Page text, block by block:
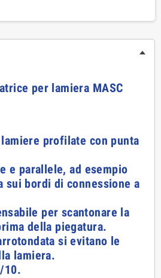
per lamiera MASC
profilate con punta
e parallele, ad esempio
sui bordi di connessione a
per scantonare la
della piegatura.
si evitano le
lamiera.
10.